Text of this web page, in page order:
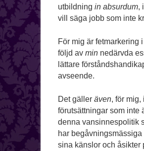
utbildning in absurdum,
vill säga jobb som inte
För mig är fetmarkering
följd av min nedärvda
lättare
avseende.
Det gäller även, för
förutsättningar som inte
denna vansinnespolitik
har
sina känslor och åsikter